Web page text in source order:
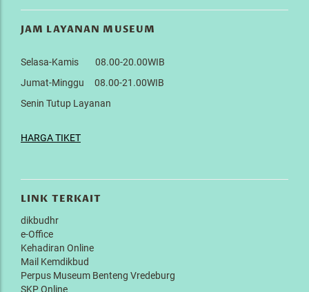
JAM LAYANAN MUSEUM
Selasa-Kamis 08.00-20.00WIB
Jumat-Minggu 08.00-21.00WIB
Senin Tutup Layanan
HARGA TIKET
LINK TERKAIT
dikbudhr
e-Office
Kehadiran Online
Mail Kemdikbud
Perpus Museum Benteng Vredeburg
SKP Online